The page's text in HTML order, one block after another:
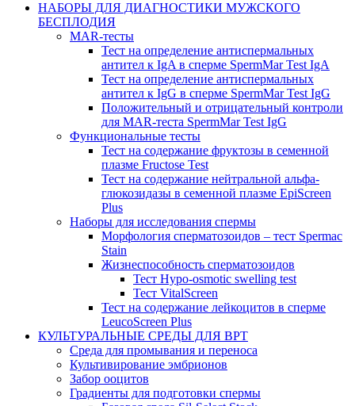
НАБОРЫ ДЛЯ ДИАГНОСТИКИ МУЖСКОГО
БЕСПЛОДИЯ
MAR-тесты
Тест на определение антиспермальных
антител к IgA в сперме SpermMar Test IgA
Тест на определение антиспермальных
антител к IgG в сперме SpermMar Test IgG
Положительный и отрицательный контроли
для MAR-теста SpermMar Test IgG
Функциональные тесты
Тест на содержание фруктозы в семенной
плазме Fructose Test
Тест на содержание нейтральной альфа-
глюкозидазы в семенной плазме EpiScreen
Plus
Наборы для исследования спермы
Морфология сперматозоидов – тест Spermac
Stain
Жизнеспособность сперматозоидов
Тест Hypo-osmotic swelling test
Тест VitalScreen
Тест на содержание лейкоцитов в сперме
LeucoScreen Plus
КУЛЬТУРАЛЬНЫЕ СРЕДЫ ДЛЯ ВРТ
Среда для промывания и переноса
Культивирование эмбрионов
Забор ооцитов
Градиенты для подготовки спермы